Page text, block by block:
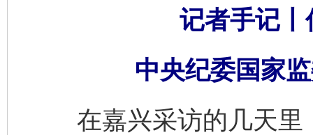
记者手记
中央纪委国家
在嘉兴采访的几天里